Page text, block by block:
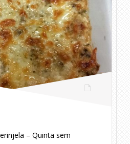
– Quinta sem